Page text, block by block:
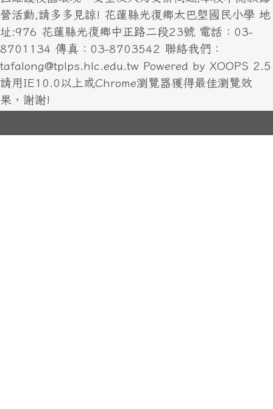
營活動,請多多見諒! 花蓮縣光復鄉太巴塱國民小學 地
址:976 花蓮縣光復鄉中正路二段23號 電話：03-
8701134 傳真：03-8703542 聯絡我們：
tafalong@tplps.hlc.edu.tw Powered by XOOPS 2.5
請用IE10.0以上或Chrome瀏覽器獲得最佳瀏覽效
果，謝謝!